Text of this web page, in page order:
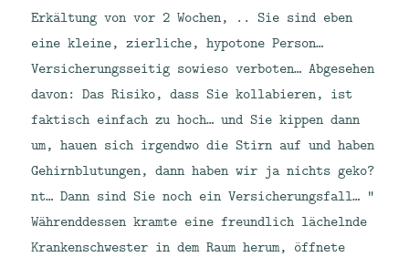
Erkältung von vor 2 Wochen, .. Sie sind eben
eine kleine, zierliche, hypotone Person…
Versicherungsseitig sowieso verboten… Abgesehen
davon: Das Risiko, dass Sie kollabieren, ist
faktisch einfach zu hoch… und Sie kippen dann
um, hauen sich irgendwo die Stirn auf und haben
Gehirnblutungen, dann haben wir ja nichts geko?
nt… Dann sind Sie noch ein Versicherungsfall… “
Währenddessen kramte eine freundlich lächelnde
Krankenschwester in dem Raum herum, öffnete